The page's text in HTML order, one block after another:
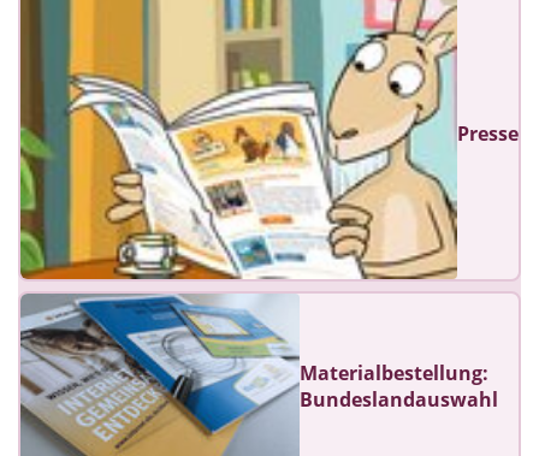
Presse
Materialbestellung:
Bundeslandauswahl